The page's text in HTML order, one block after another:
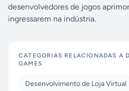
desenvolvedores de jogos
ingressarem na indústria.
CATEGORIAS RELACIONADAS A
GAMES
Desenvolvimento de Loja Virtual